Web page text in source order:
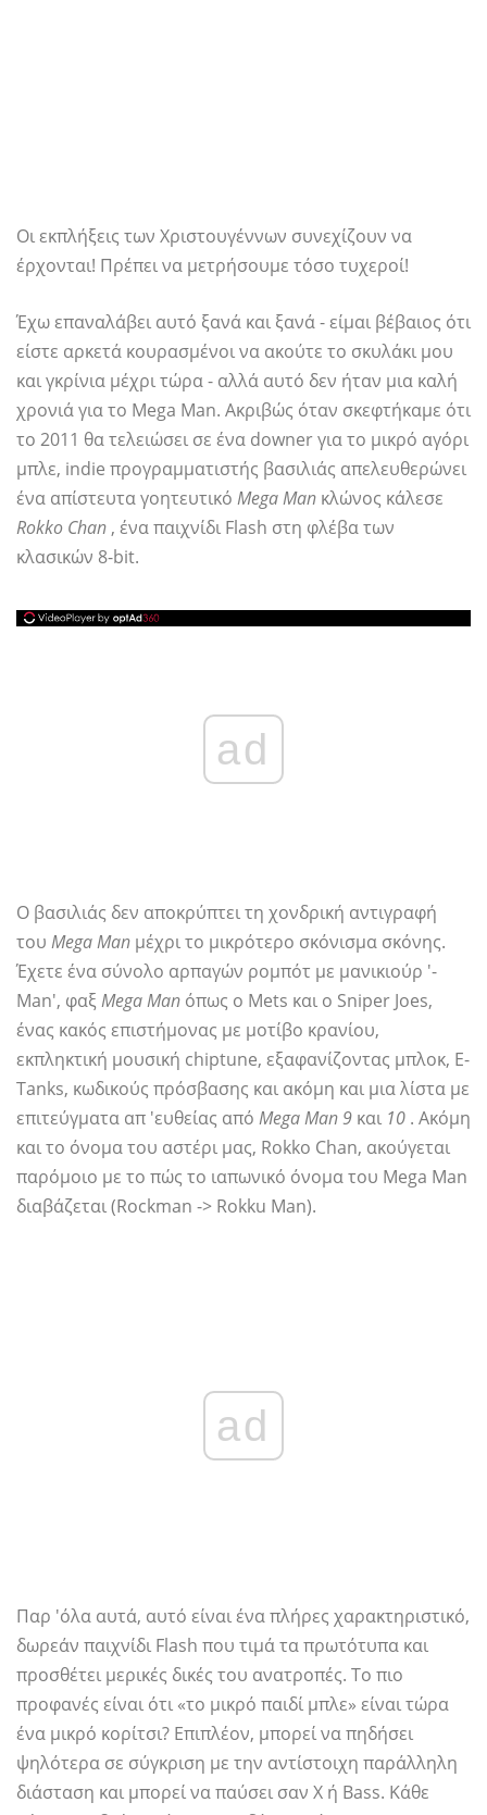
Οι εκπλήξεις των Χριστουγέννων συνεχίζουν να
έρχονται! Πρέπει να μετρήσουμε τόσο τυχεροί!
Έχω επαναλάβει αυτό ξανά και ξανά - είμαι βέβαιος ότι
είστε αρκετά κουρασμένοι να ακούτε το σκυλάκι μου
και γκρίνια μέχρι τώρα - αλλά αυτό δεν ήταν μια καλή
χρονιά για το Mega Man. Ακριβώς όταν σκεφτήκαμε ότι
το 2011 θα τελειώσει σε ένα downer για το μικρό αγόρι
μπλε, indie προγραμματιστής βασιλιάς απελευθερώνει
ένα απίστευτα γοητευτικό Mega Man κλώνος κάλεσε
Rokko Chan , ένα παιχνίδι Flash στη φλέβα των
κλασικών 8-bit.
ad
Ο βασιλιάς δεν αποκρύπτει τη χονδρική αντιγραφή
του Mega Man μέχρι το μικρότερο σκόνισμα σκόνης.
Έχετε ένα σύνολο αρπαγών ρομπότ με μανικιούρ '-
Man', φαξ Mega Man όπως ο Mets και ο Sniper Joes,
ένας κακός επιστήμονας με μοτίβο κρανίου,
εκπληκτική μουσική chiptune, εξαφανίζοντας μπλοκ, E-
Tanks, κωδικούς πρόσβασης και ακόμη και μια λίστα με
επιτεύγματα απ 'ευθείας από Mega Man 9 και 10 . Ακόμη
και το όνομα του αστέρι μας, Rokko Chan, ακούγεται
παρόμοιο με το πώς το ιαπωνικό όνομα του Mega Man
διαβάζεται (Rockman -> Rokku Man).
ad
Παρ 'όλα αυτά, αυτό είναι ένα πλήρες χαρακτηριστικό,
δωρεάν παιχνίδι Flash που τιμά τα πρωτότυπα και
προσθέτει μερικές δικές του ανατροπές. Το πιο
προφανές είναι ότι «το μικρό παιδί μπλε» είναι τώρα
ένα μικρό κορίτσι? Επιπλέον, μπορεί να πηδήσει
ψηλότερα σε σύγκριση με την αντίστοιχη παράλληλη
διάσταση και μπορεί να παύσει σαν X ή Bass. Κάθε